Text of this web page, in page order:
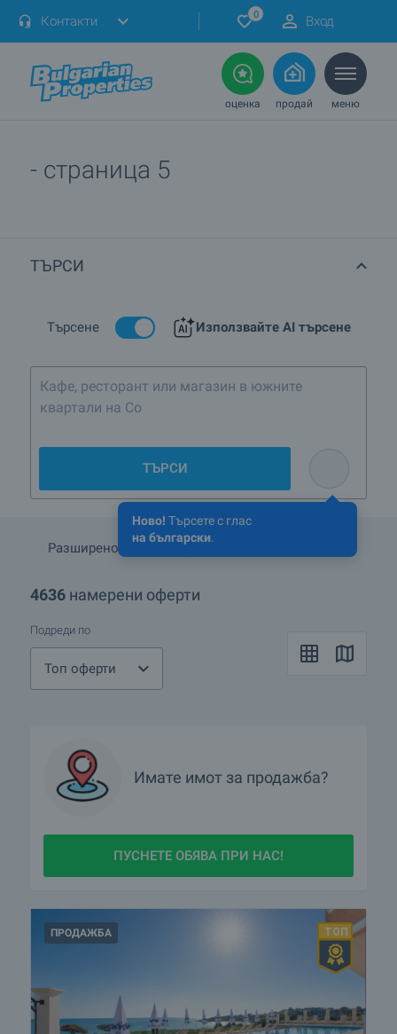
Контакти 0 Вход
оценка продай меню
- страница 5
ТЪРСИ
Търсене Използвайте AI търсене
Ново! Търсете с глас
на български.
Кафе, ресторант или магазин в южните
квартали на София
ТЪРСИ
Разширено търсене
4636 намерени оферти
Подреди по
Топ оферти
Имате имот за продажба?
ПУСНЕТЕ ОБЯВА ПРИ НАС!
ПРОДАЖБА